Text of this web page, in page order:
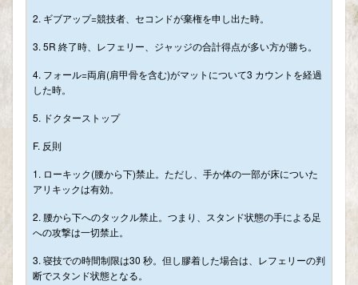
2. ギブアップ=競技者、セコンドが棄権を申し出た時。
3. 5R 終了時、レフェリー、ジャッジの合計得点が多い方が勝ち。
4. フォール=両肩(肩甲骨を含む)がマットについて3 カウントを経過
した時。
5. ドクターストップ
F. 反則
1. ローキック(腰から下)禁止。ただし、手か体の一部が床についた
アリキックは有効。
2. 腰から下へのタックル禁止。つまり、スタンド状態の手による足
への攻撃は一切禁止。
3. 寝技での時間制限は30 秒。但し膠着した場合は、レフェリーの判
断でスタンド状態となる。